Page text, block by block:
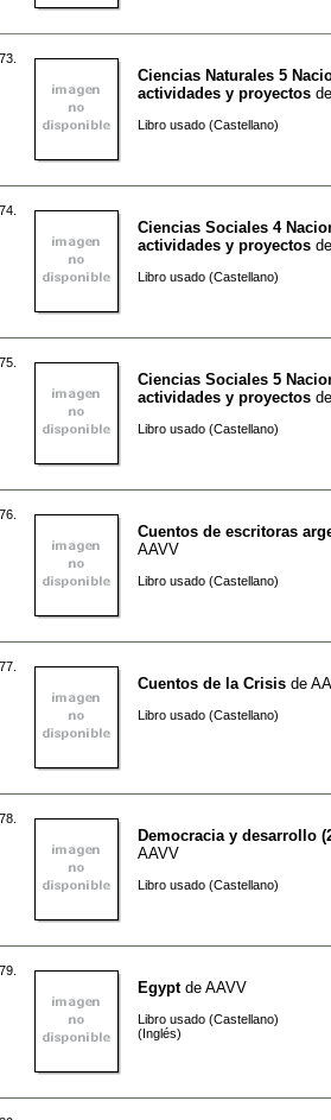
Ciencias Naturales 5
actividades y proyectos
Libro usado (Castellano)
Ciencias Sociales 4
actividades y proyectos
Libro usado (Castellano)
Ciencias Sociales 5
actividades y proyectos
Libro usado (Castellano)
Cuentos de escritoras
AAVV
Libro usado (Castellano)
Cuentos de la Crisis de
Libro usado (Castellano)
Democracia y desarrollo
AAVV
Libro usado (Castellano)
Egyptde AAVV
Libro usado (Castellano)
(Inglés)